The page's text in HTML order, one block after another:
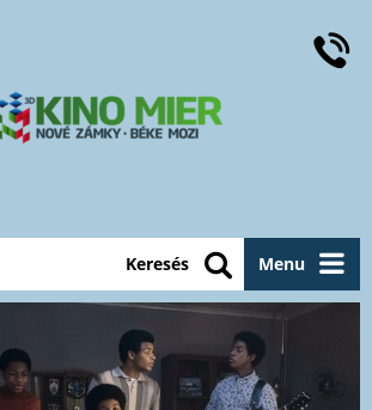
Menu
Keresés